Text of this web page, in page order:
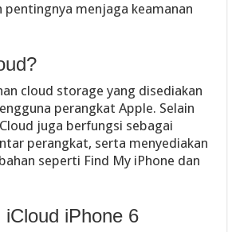
menjaga keamanan
cloud storage yang disediakan
perangkat Apple. Selain
juga berfungsi sebagai
perangkat, serta menyediakan
seperti Find My iPhone dan
iPhone 6